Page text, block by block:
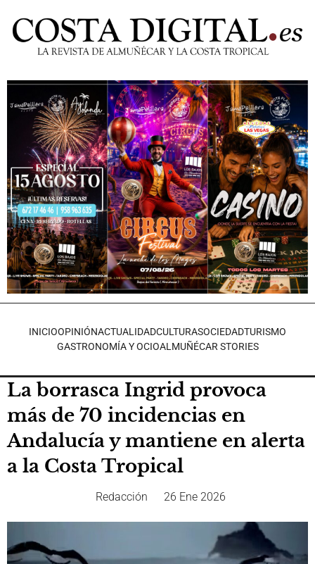
INICIOOPINIÓNACTUALIDADCULTURASOCIEDADTURISMO
GASTRONOMÍA Y OCIOALMUÑÉCAR STORIES
La borrasca Ingrid provoca
más de 70 incidencias en
Andalucía y mantiene en alerta
a la Costa Tropical
Redacción 26 Ene 2026